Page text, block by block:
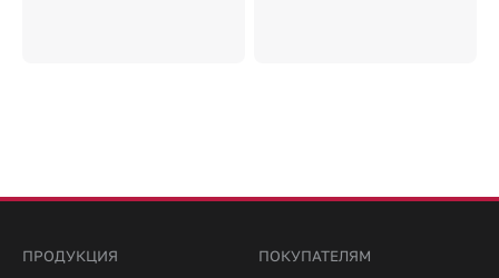
ПРОДУКЦИЯ ПОКУПАТЕЛЯМ